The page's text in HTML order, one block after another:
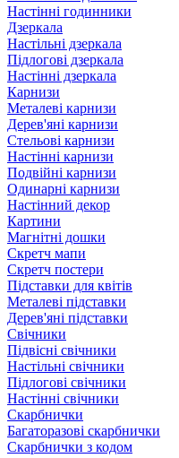
Настінні годинники
Дзеркала
Настільні дзеркала
Підлогові дзеркала
Настінні дзеркала
Карнизи
Металеві карнизи
Дерев'яні карнизи
Стельові карнизи
Настінні карнизи
Подвійні карнизи
Одинарні карнизи
Настінний декор
Картини
Магнітні дошки
Скретч мапи
Скретч постери
Підставки для квітів
Металеві підставки
Дерев'яні підставки
Свічники
Підвісні свічники
Настільні свічники
Підлогові свічники
Настінні свічники
Скарбнички
Багаторазові скарбнички
Скарбнички з кодом